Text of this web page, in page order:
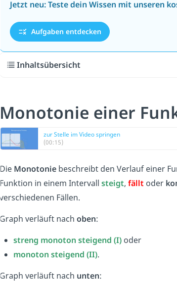
Jetzt neu: Teste dein Wissen mit unseren
Aufgaben entdecken
Inhaltsübersicht
Monotonie einer
zur Stelle im Video springen
(00:15)
Die Monotoniebeschreibt den Verlauf einer
Funktion in einem Intervall steigt, fällt oder
verschiedenen Fällen.
Graph verläuft nach oben:
streng monoton steigend (I) oder
monoton steigend (II).
Graph verläuft nach unten: